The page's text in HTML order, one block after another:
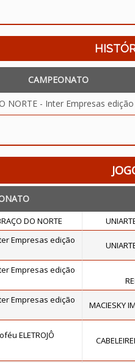
CAMPEONATO
NORTE - Inter Empresas
DO NORTE
Empresas edição
Empresas edição
Empresas edição
MACIESKY
ELETROJÔ